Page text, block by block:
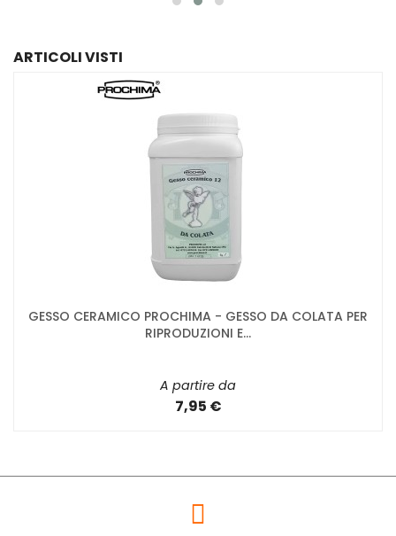
ARTICOLI VISTI
GESSO CERAMICO PROCHIMA - GESSO DA COLATA PER
RIPRODUZIONI E...
A partire da
7,95 €